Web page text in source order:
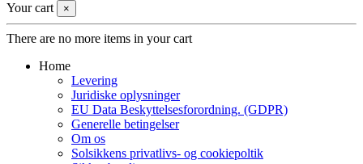
Your cart
×
There are no more items in your cart
Home
Levering
Juridiske oplysninger
EU Data Beskyttelsesforordning. (GDPR)
Generelle betingelser
Om os
Solsikkens privatlivs- og cookiepoltik